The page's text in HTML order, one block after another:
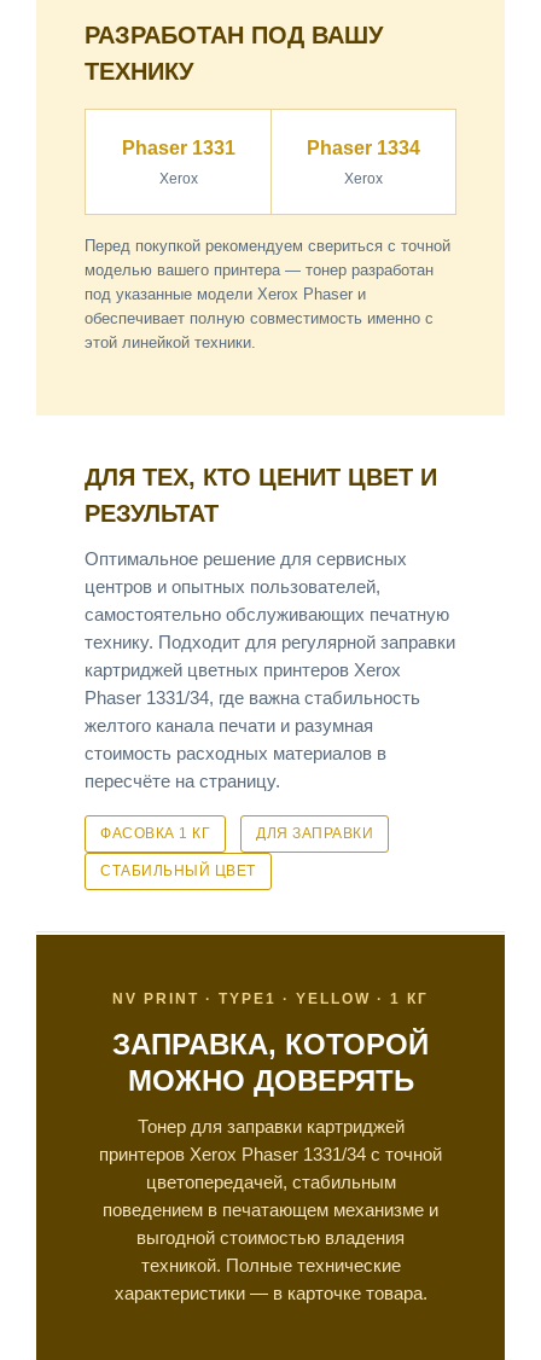
РАЗРАБОТАН ПОД ВАШУ
ТЕХНИКУ
Phaser 1331
Xerox
Phaser 1334
Xerox
Перед покупкой рекомендуем свериться с точной
моделью вашего принтера — тонер разработан
под указанные модели Xerox Phaser и
обеспечивает полную совместимость именно с
этой линейкой техники.
ДЛЯ ТЕХ, КТО ЦЕНИТ ЦВЕТ И
РЕЗУЛЬТАТ
Оптимальное решение для сервисных
центров и опытных пользователей,
самостоятельно обслуживающих печатную
технику. Подходит для регулярной заправки
картриджей цветных принтеров Xerox
Phaser 1331/34, где важна стабильность
желтого канала печати и разумная
стоимость расходных материалов в
пересчёте на страницу.
ФАСОВКА 1 КГ ДЛЯ ЗАПРАВКИ
СТАБИЛЬНЫЙ ЦВЕТ
NV PRINT · TYPE1 · YELLOW · 1 КГ
ЗАПРАВКА, КОТОРОЙ
МОЖНО ДОВЕРЯТЬ
Тонер для заправки картриджей
принтеров Xerox Phaser 1331/34 с точной
цветопередачей, стабильным
поведением в печатающем механизме и
выгодной стоимостью владения
техникой. Полные технические
характеристики — в карточке товара.